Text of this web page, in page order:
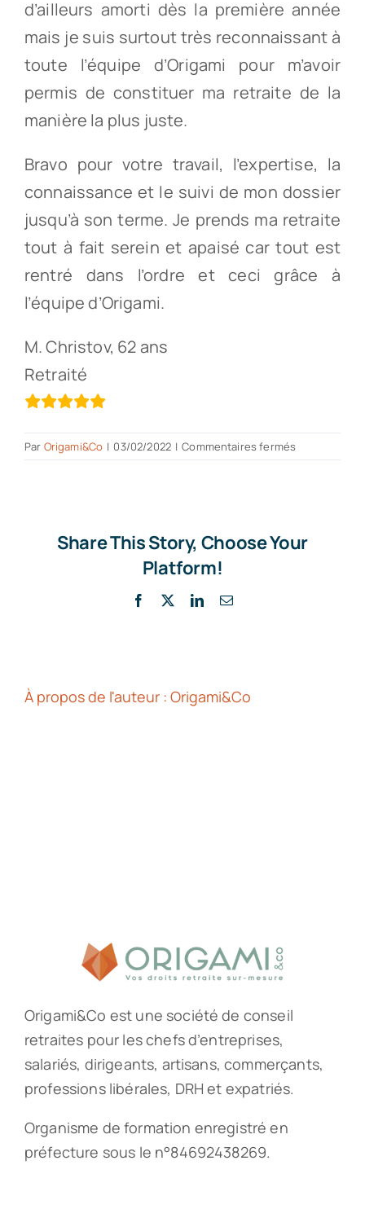
d’ailleurs amorti dès la première année
mais je suis surtout très reconnaissant à
toute l’équipe d’Origami pour m’avoir
permis de constituer ma retraite de la
manière la plus juste.
Bravo pour votre travail, l’expertise, la
connaissance et le suivi de mon dossier
jusqu’à son terme. Je prends ma retraite
tout à fait serein et apaisé car tout est
rentré dans l’ordre et ceci grâce à
l’équipe d’Origami.
M. Christov, 62 ans
Retraité
Par Origami&Co | 03/02/2022 | Commentaires ferméssur
Share This Story, Choose Your
Platform!
Facebook LinkedInEmail
À propos de l'auteur : Origami&Co
Origami&Co est une société de conseil
retraites pour les chefs d’entreprises,
salariés, dirigeants, artisans, commerçants,
professions libérales, DRH et expatriés.
Organisme de formation enregistré en
préfecture sous le n°84692438269.